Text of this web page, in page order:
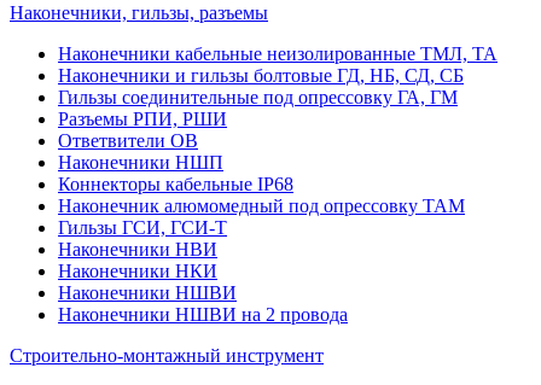
Наконечники, гильзы, разъемы
Наконечники кабельные неизолированные ТМЛ, ТА
Наконечники и гильзы болтовые ГД, НБ, СД, СБ
Гильзы соединительные под опрессовку ГА, ГМ
Разъемы РПИ, РШИ
Ответвители ОВ
Наконечники НШП
Коннекторы кабельные IP68
Наконечник алюмомедный под опрессовку ТАМ
Гильзы ГСИ, ГСИ-Т
Наконечники НВИ
Наконечники НКИ
Наконечники НШВИ
Наконечники НШВИ на 2 провода
Строительно-монтажный инструмент